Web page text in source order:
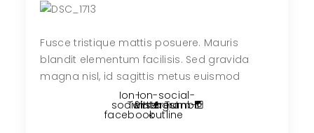
Fusce tristique mattis posuere. Mauris
blandit elementum facilisis. Sed gravida
magna nisl, id sagittis metus euismod
Ion-
social-
facebook
Twitter
Pinterest
Ion-social-
instagram-
outline
Tumblr